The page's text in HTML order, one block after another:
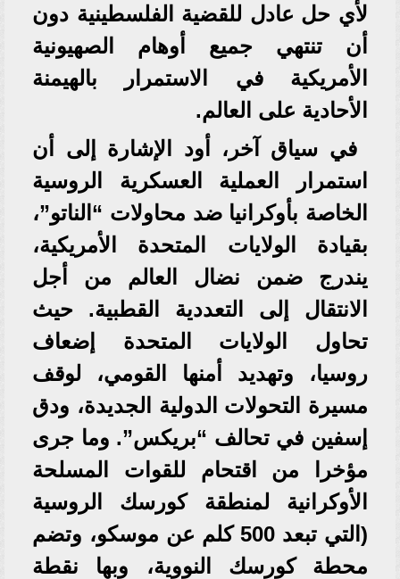
لأي حل عادل للقضية الفلسطينية دون
أن تنتهي جميع أوهام الصهيونية
الأمريكية في الاستمرار بالهيمنة
الأحادية على العالم.
في سياق آخر، أود الإشارة إلى أن
استمرار العملية العسكرية الروسية
الخاصة بأوكرانيا ضد محاولات “الناتو”،
بقيادة الولايات المتحدة الأمريكية،
يندرج ضمن نضال العالم من أجل
الانتقال إلى التعددية القطبية. حيث
تحاول الولايات المتحدة إضعاف
روسيا، وتهديد أمنها القومي، لوقف
مسيرة التحولات الدولية الجديدة، ودق
إسفين في تحالف “بريكس”. وما جرى
مؤخرا من اقتحام للقوات المسلحة
الأوكرانية لمنطقة كورسك الروسية
(التي تبعد 500 كلم عن موسكو، وتضم
محطة كورسك النووية، وبها نقطة